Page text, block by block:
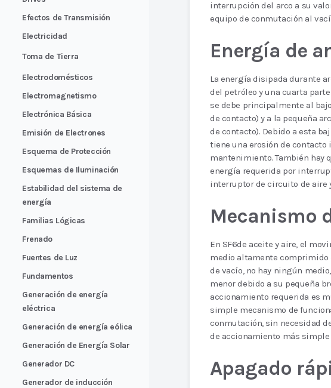
Efectos de Transmisión
Electricidad
Toma de Tierra
Electrodomésticos
Electromagnetismo
Electrónica Básica
Emisión de Electrones
Esquema de Protección
Esquemas de Iluminación
Estabilidad del sistema de
energía
Familias Lógicas
Frenado
Fuentes de Luz
Fundamentos
Generación de energía
eléctrica
Generación de energía eólica
Generación de Energía Solar
Generador DC
Generador de inducción
interrupción del arco a su
equipo de conmutación al
Energía de
La energía disipada durante
del petróleo y una cuarta
se debe principalmente al
de contacto) y a la pequeña
de contacto). Debido a esta
tiene una erosión de
mantenimiento. También hay
energía requerida por
interruptor de circuito de aire
Mecanismo
En SF6de aceite y aire, el
medio altamente comprimido
de vacío, no hay ningún
menor debido a su pequeña
accionamiento requerida es
simple mecanismo de
conmutación, sin necesidad
de accionamiento más
Apagado